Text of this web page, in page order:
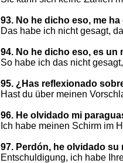
93. No he dicho eso, me
Das habe ich nicht gesagt,
94. No he dicho eso, es un
So habe ich das nicht
95. ¿Has reflexionado
Hast du über meinen
96. He olvidado mi
Ich habe meinen Schirm im
97. Perdón, he olvidado su
Entschuldigung, ich habe